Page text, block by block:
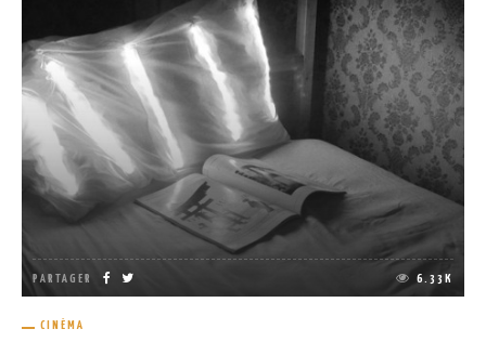
PARTAGER 6.33K
CINÉMA